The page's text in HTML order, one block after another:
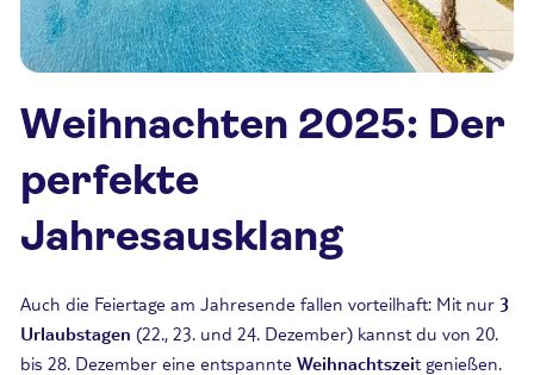
Weihnachten 2025: Der
perfekte
Jahresausklang
Auch die Feiertage am Jahresende fallen vorteilhaft: Mit nur 3
Urlaubstagen (22., 23. und 24. Dezember) kannst du von 20.
bis 28. Dezember eine entspannte Weihnachtszeit genießen.